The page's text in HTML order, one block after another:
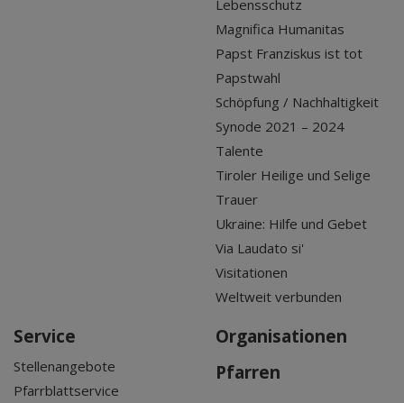
Lebensschutz
Magnifica Humanitas
Papst Franziskus ist tot
Papstwahl
Schöpfung / Nachhaltigkeit
Synode 2021 – 2024
Talente
Tiroler Heilige und Selige
Trauer
Ukraine: Hilfe und Gebet
Via Laudato si'
Visitationen
Weltweit verbunden
Service
Stellenangebote
Pfarrblattservice
Organisationen
Pfarren